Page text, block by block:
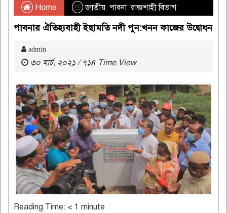
Home জাতীয়, পাবনা,রাজশাহী বিভাগ
পাবনার ঐতিহ্যবাহী ইছামতি নদী পুন:খনন কাজের উদ্বোধন
admin
৩০ মার্চ, ২০২১ / ৭১৪ Time View
Reading Time: < 1 minute